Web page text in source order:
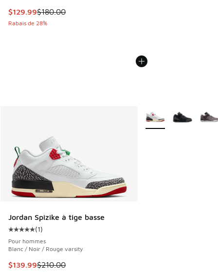
Cet article est en solde. Le prix est passé de $180.00 à
$129.99$180.00
Rabais de 28%
Jordan Spizike à tige basse
Cote moyenne du client - [5 sur 5 étoiles], 1 commentaires
(1)
Pour hommes
Blanc / Noir / Rouge varsity
Cet article est en solde. Le prix est passé de $210.00 à
$139.99$210.00
Plus de couleurs